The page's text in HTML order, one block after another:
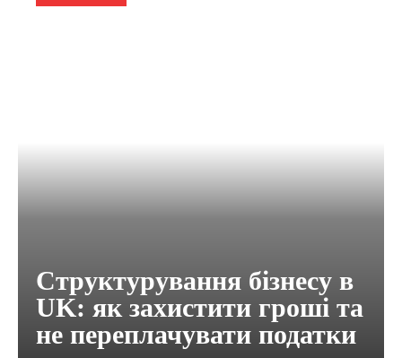
Структурування бізнесу в
UK: як захистити гроші та
не переплачувати податки